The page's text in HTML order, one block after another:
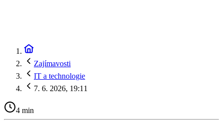
Zajímavosti
IT a technologie
7. 6. 2026, 19:11
4 min